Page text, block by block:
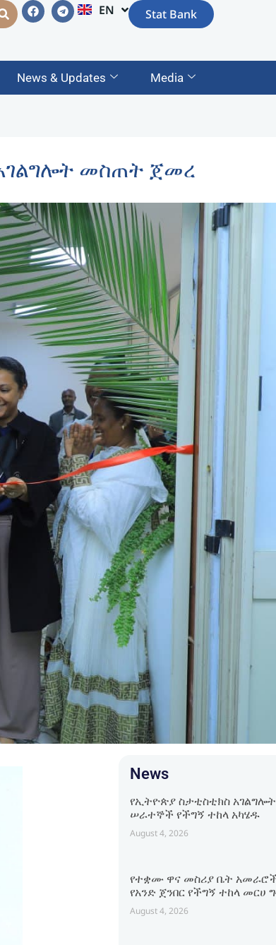
EN
AM Stat Bank
News & Updates Media
መስጠት ጀመረ
News
የኢትዮጵያ ስታቲስቲክስ
ሠራተኞች የችግኝ ተከላ አካሄዱ
August 4, 2026
የተቋሙ ዋና መስሪያ ቤት
የአንድ ጀንበር የችግኝ ተከላ መርሀ
August 4, 2026